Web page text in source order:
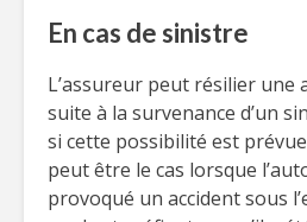
En cas de sinistre
L’assureur peut résilier une
suite à la survenance d’un
si cette possibilité est
peut être le cas lorsque
provoqué un accident sous